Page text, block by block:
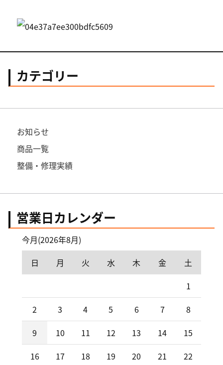
カテゴリー
お知らせ
商品一覧
整備・修理実績
営業日カレンダー
今月(2026年8月)
日
月 火 水 木 金
土
1
2
3 4 5 6 7
8
9
10 11 12 13 14
15
16
17 18 19 20 21
22